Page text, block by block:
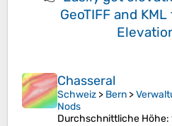
GeoTIFF and
Chasseral
Schweiz > Bern >
Nods
Durchschnittliche Höhe: